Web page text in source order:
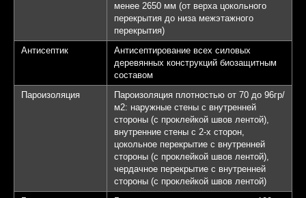
менее 2650 мм (от верха цокольного
перекрытия до низа межэтажного
перекрытия)
Антисептик
Антисептирование всех силовых
деревянных конструкций биозащитным
составом
Пароизоляция
Пароизоляция плотностью от 70 до 96гр/
м2: наружные стены с внутренней
стороны (с проклейкой швов лентой),
внутренние стены с 2-х сторон,
цокольное перекрытие с внутренней
стороны (с проклейкой швов лентой),
чердачное перекрытие с внутренней
стороны (с проклейкой швов лентой)